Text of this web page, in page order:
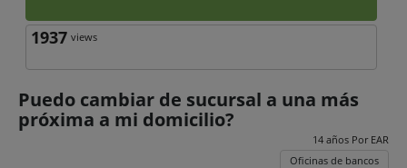
1937 views
Puedo cambiar de sucursal a una más
próxima a mi domicilio?
14 años Por EAR
Oficinas de bancos